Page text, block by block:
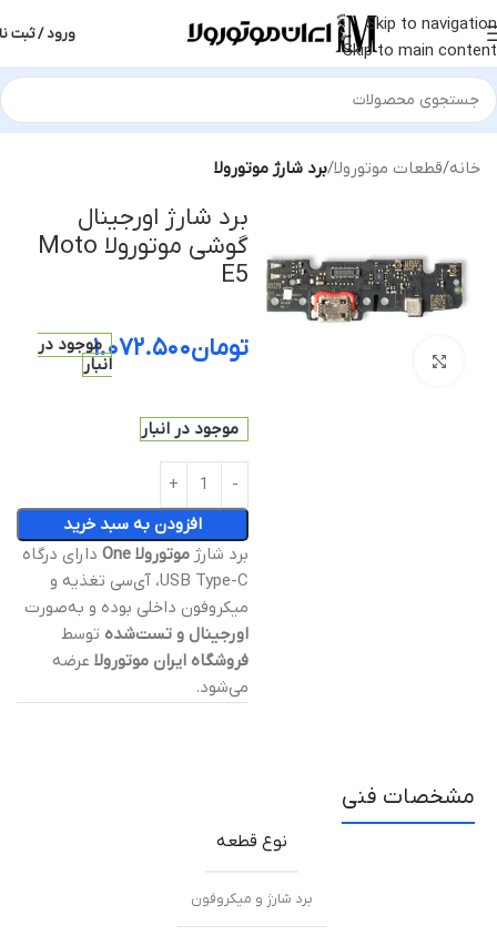
Skip to navigation
Skip to main content
ورود / ثبت
خانه قطعات موتورولا برد شارژ موتورولا
برد شارژ اورجینال
گوشی موتورولا Moto
E5
تومان۱.۰۷۲.۵۰۰موجود در
انبار
موجود در انبار
افزودن به سبد خرید
برد شارژ موتورولا One
دارای درگاه
USB Type-C، آی‌سی تغذیه و
میکروفون داخلی بوده و به‌صورت
اورجینال و تست‌شده توسط
فروشگاه ایران موتورولاعرضه
می‌شود.
مشخصات فنی
نوع قطعه
برد شارژ و میکروفون